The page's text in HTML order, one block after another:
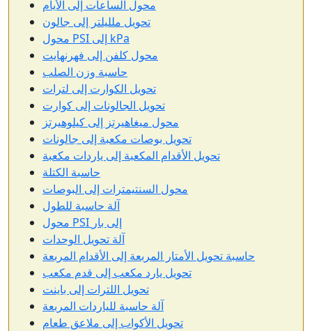
محول الساعات إلى الأيام
تحويل ملليلتر إلى جالون
محول PSI إلى kPa
محول كلفن إلى فهرنهايت
حاسبة وزن الصلب
تحويل الكوارت إلى لترات
تحويل الجالونات إلى كوارت
محول ميغاهيرتز إلى كيلوهيرتز
تحويل بوصات مكعبة إلى جالونات
تحويل الأقدام المكعبة إلى ياردات مكعبة
حاسبة الكتلة
محول السنتيمترات إلى البوصات
آلة حاسبة للطول
محول PSI إلى بار
آلة تحويل الوحدات
حاسبة تحويل الأمتار المربعة إلى الأقدام المربعة
تحويل يارد مكعب إلى قدم مكعب
تحويل اللترات إلى باينت
آلة حاسبة للياردات المربعة
تحويل الأكواب إلى ملاعق طعام